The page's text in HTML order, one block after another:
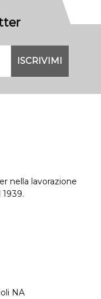
nella lavorazione
NA